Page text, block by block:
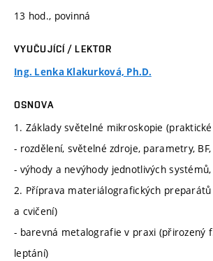
13 hod., povinná
VYUČUJÍCÍ / LEKTOR
Ing. Lenka Klakurková, Ph.D.
OSNOVA
1. Základy světelné mikroskopie
- rozdělení, světelné zdroje, parametry, BF,
- výhody a nevýhody jednotlivých
2. Příprava materiálografických preparátů
a cvičení)
- barevná metalografie v praxi (přirozený
leptání)